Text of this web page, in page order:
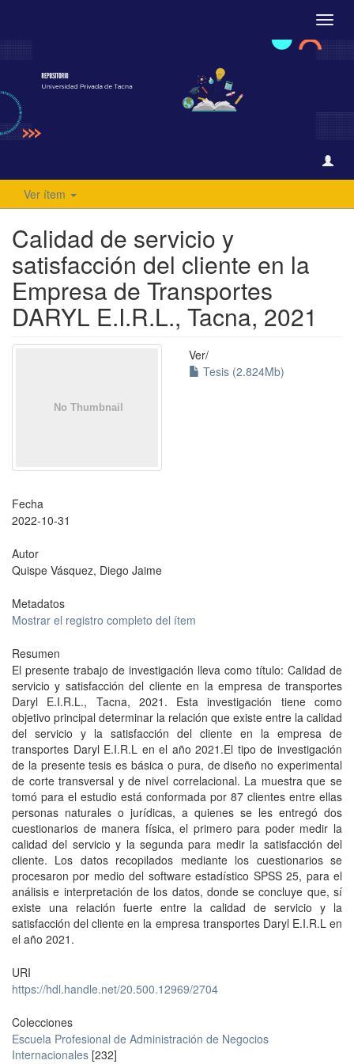
Ver ítem
Calidad de servicio y
satisfacción del cliente en la
Empresa de Transportes
DARYL E.I.R.L., Tacna, 2021
Ver/
Tesis (2.824Mb)
Fecha
2022-10-31
Autor
Quispe Vásquez, Diego Jaime
Metadatos
Mostrar el registro completo del ítem
Resumen
El presente trabajo de investigación lleva como título: Calidad de
servicio y satisfacción del cliente en la empresa de transportes
Daryl E.I.R.L., Tacna, 2021. Esta investigación tiene como
objetivo principal determinar la relación que existe entre la calidad
del servicio y la satisfacción del cliente en la empresa de
transportes Daryl E.I.R.L en el año 2021.El tipo de investigación
de la presente tesis es básica o pura, de diseño no experimental
de corte transversal y de nivel correlacional. La muestra que se
tomó para el estudio está conformada por 87 clientes entre ellas
personas naturales o jurídicas, a quienes se les entregó dos
cuestionarios de manera física, el primero para poder medir la
calidad del servicio y la segunda para medir la satisfacción del
cliente. Los datos recopilados mediante los cuestionarios se
procesaron por medio del software estadístico SPSS 25, para el
análisis e interpretación de los datos, donde se concluye que, sí
existe una relación fuerte entre la calidad de servicio y la
satisfacción del cliente en la empresa transportes Daryl E.I.R.L en
el año 2021.
URI
https://hdl.handle.net/20.500.12969/2704
Colecciones
Escuela Profesional de Administración de Negocios
Internacionales [232]